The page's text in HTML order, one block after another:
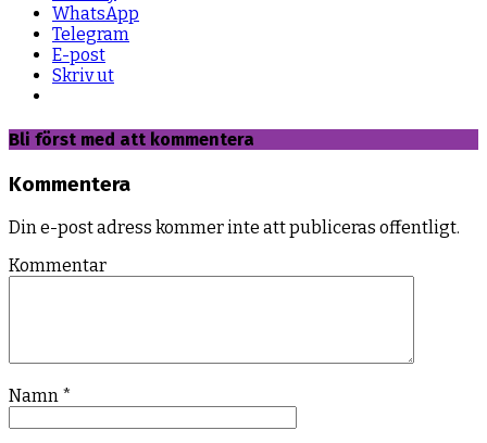
WhatsApp
Telegram
E-post
Skriv ut
Bli först med att kommentera
Kommentera
Din e-post adress kommer inte att publiceras offentligt.
Kommentar
Namn *